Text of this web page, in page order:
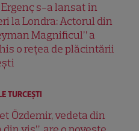
s-a lansat în
la Londra: Actorul din
Magnificul” a
o rețea de plăcintării
TURCEŞTI
Özdemir, vedeta din